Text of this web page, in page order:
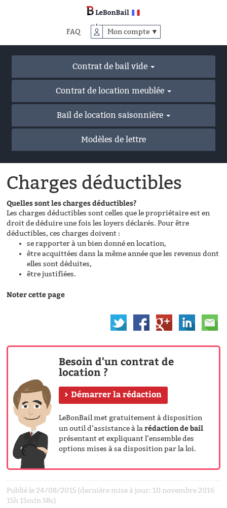
FAQ Mon compte ▼
Contrat de bail vide
Contrat de location meublée
Bail de location saisonnière
Modèles de lettre
Charges déductibles
Quelles sont les charges déductibles?
Les charges déductibles sont celles que le propriétaire est en
droit de déduire une fois les loyers déclarés. Pour être
déductibles, ces charges doivent :
se rapporter à un bien donné en location,
être acquittées dans la même année que les revenus dont
elles sont déduites,
être justifiées.
Noter cette page
Besoin d'un contrat de
location ?
Démarrer la rédaction
LeBonBail met gratuitement à disposition
un outil d’assistance à larédaction de bail
présentant et expliquant l’ensemble des
options mises à sa disposition par la loi.
Publié le 24/08/2015 (dernière mise à jour: 10 novembre 2016
15h 15min 58s)